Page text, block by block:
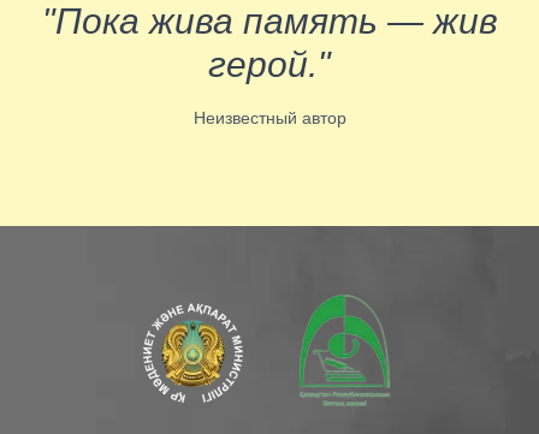
"Пока жива память — жив
герой."
Неизвестный автор